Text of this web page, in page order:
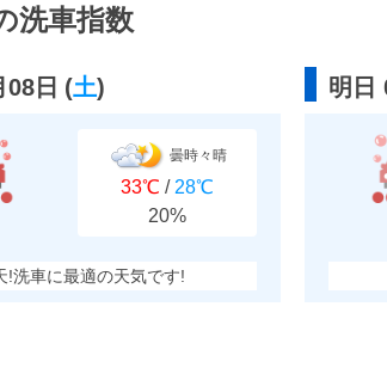
洗車指数
日 (土)
曇時々晴
33℃ / 28℃
20%
!洗車に最適の天気です!
明日